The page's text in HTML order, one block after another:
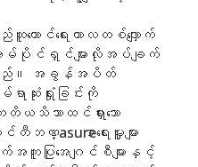
ထူထောင်ရေးကာလတစ်လျှောက်
ပိုင်ရှင်များလိုအပ်ချက်
သည်။ အခွန်အပိတ်
ဆုံးရှုံးခြင်းကို
ယသိသာထင်ရှားသော
ဏ္asureာရေးမှူးများ
အကူပြုအေဂျင်စီများနှင့်